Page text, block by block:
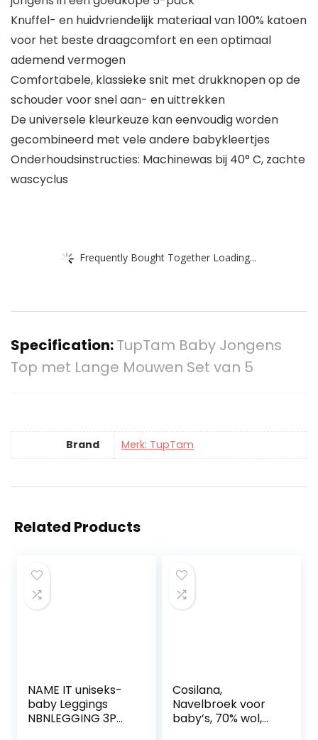
Knuffel- en huidvriendelijk materiaal van 100% katoen
voor het beste draagcomfort en een optimaal
ademend vermogen
Comfortabele, klassieke snit met drukknopen op de
schouder voor snel aan- en uittrekken
De universele kleurkeuze kan eenvoudig worden
gecombineerd met vele andere babykleertjes
Onderhoudsinstructies: Machinewas bij 40° C, zachte
wascyclus
Frequently Bought Together Loading...
Specification:TupTam Baby Jongens
Top met Lange Mouwen Set van 5
Brand Merk: TupTam
Related Products
NAME IT uniseks-
baby Leggings
NBNLEGGING 3P
Cosilana,
Navelbroek voor
baby’s, 70% wol,